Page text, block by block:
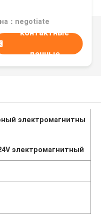
：negotiate
контактные
данные
электромагнитны
электромагнитный